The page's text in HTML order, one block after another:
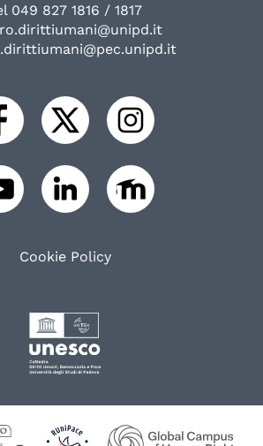
049 827 1816 / 1817
Cookie Policy